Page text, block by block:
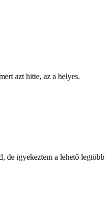
azt hitte, az a helyes.
de igyekeztem a lehető legtöbb